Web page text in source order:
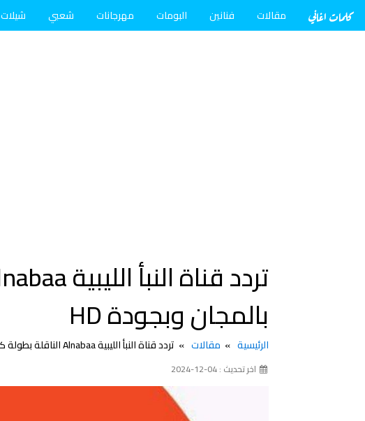
كلمات اغاني مقالات فنانين البومات مهرجانات شعبي شيلات
بالمجان وبجودة HD
الرئيسية مقالات تردد قناة النبأ الليبية Alnabaa الناقلة بطولة كأس أمم إفريقيا 2024 بالمجان وبجودة HD
اخر تحديث : 04-12-2024